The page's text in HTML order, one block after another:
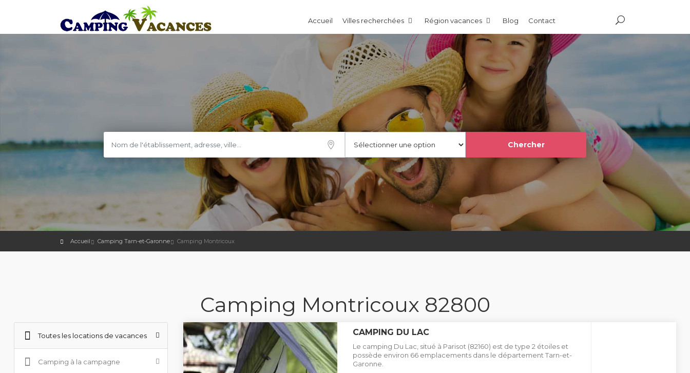
Accueil Villes recherchées Région vacances Blog Contact
Accueil Camping Tarn-et-Garonne Camping Montricoux
Camping Montricoux 82800
Toutes les locations de vacances
Camping à la campagne
CAMPING DU LAC
Le camping Du Lac, situé à Parisot (82160) est de type 2 étoiles et
possède environ 66 emplacements dans le département Tarn-et-
Garonne.